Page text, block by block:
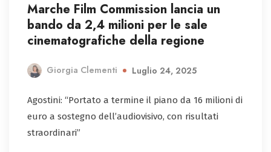
Marche Film Commission lancia un
bando da 2,4 milioni per le sale
cinematografiche della regione
Giorgia Clementi Luglio 24, 2025
Agostini: “Portato a termine il piano da 16 milioni di
euro a sostegno dell’audiovisivo, con risultati
straordinari”